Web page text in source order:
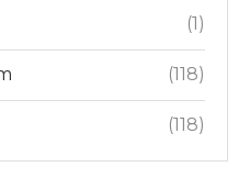
(1)
(118)
(118)